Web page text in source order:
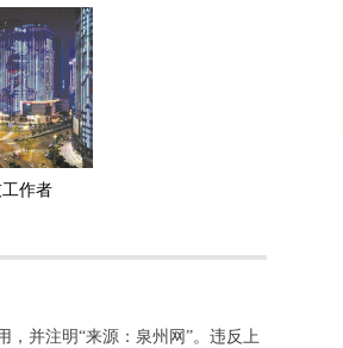
作者
并注明“来源：泉州网”。违反上